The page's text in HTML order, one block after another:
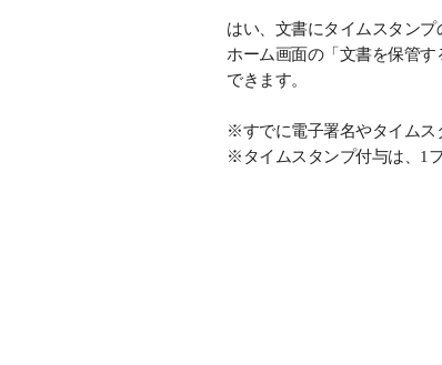
はい、文書にタイムスタンプ
ホーム画面の「文書を保管す
できます。
※すでに電子署名やタイムス
※タイムスタンプ付与は、1